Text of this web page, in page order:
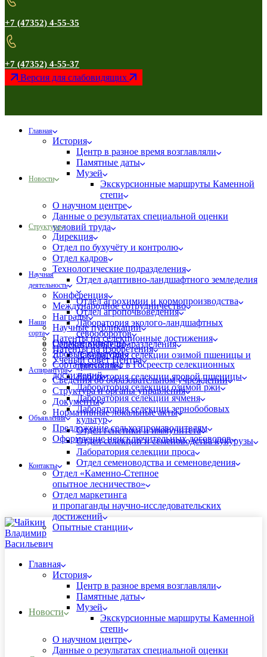
+7 (47352) 4-55-35
+7 (47352) 4-55-37
Версия для слабовидящих
Главная
История
Центр в разное время возглавляли
Памятные даты
Музей
Экскурсионные маршруты Каменной
степи
О научном центре
Данные о результатах специальной оценки
условий труда
Новости
Структура
Дирекция
Отдел по бухучёту и контролю
Отдел кадров
Технологические подразделения
Отдел адаптивно-ландшафтного земледелия
Отдел агрохимии и кормопроизводства
Отдел агропочвоведения
Лаборатория эколого-ландшафтных
севооборотов
Селекционные подразделения
Лаборатория селекции озимой пшеницы и
тритикале
Лаборатория селекции яровой пшеницы
Лаборатория селекции озимой ржи
Лаборатория селекции ячменя
Лаборатория селекции зернобобовых
культур
Отдел генетики и иммунитета
Отдел селекции и семеноводства кукурузы
Лаборатория селекции проса
Отдел семеноводства и семеноведения
Отдел «Каменно-Степное
опытное лесничество»
Отдел маркетинга
и пропаганды научно-исследовательских
достижений
Опытные станции
Научная
деятельность
Конференция
Международное сотрудничество
Награды
Научные публикации
Патенты на селекционные достижения
Патенты на изобретения
Ученый совет Центра
Наши
сорта
Озимые культуры
Яровые культуры
Сорта внесённые в Госреестр селекционных
достижений
Аспирантура
Сведения об образовательном учреждении
Структура и органы управления
Документы
Нормативные локальные акты
Объявления
Предложение сельхозпроизводителям
Оформление неисключительных договоров
Контакты
Главная
История
Центр в разное время возглавляли
Памятные даты
Музей
Экскурсионные маршруты Каменной
степи
О научном центре
Данные о результатах специальной оценки
Новости